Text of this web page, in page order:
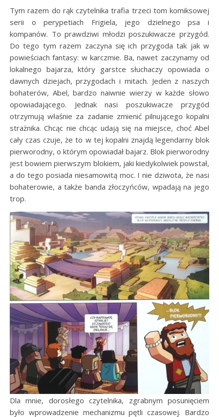
Tym razem do rąk czytelnika trafia trzeci tom komiksowej
serii o perypetiach Frigiela, jego dzielnego psa i
kompanów. To prawdziwi młodzi poszukiwacze przygód.
Do tego tym razem zaczyna się ich przygoda tak jak w
powieściach fantasy: w karczmie. Ba, nawet zaczynamy od
lokalnego bajarza, który garstce słuchaczy opowiada o
dawnych dziejach, przygodach i mitach. Jeden z naszych
bohaterów, Abel, bardzo naiwnie wierzy w każde słowo
opowiadającego. Jednak nasi poszukiwacze przygód
otrzymują właśnie za zadanie zmienić pilnującego kopalni
strażnika. Chcąc nie chcąc udają się na miejsce, choć Abel
cały czas czuje, że to w tej kopalni znajdą legendarny blok
pierworodny, o którym opowiadał bajarz. Blok pierworodny
jest bowiem pierwszym blokiem, jaki kiedykolwiek powstał,
a do tego posiada niesamowitą moc. I nie dziwota, że nasi
bohaterowie, a także banda złoczyńców, wpadają na jego
trop.
Dla mnie, dorosłego czytelnika, zgrabnym posunięciem
było wprowadzenie mechanizmu pętli czasowej. Bardzo